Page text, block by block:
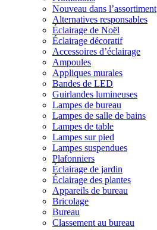
Nouveau dans l’assortiment
Alternatives responsables
Éclairage de Noël
Éclairage décoratif
Accessoires d’éclairage
Ampoules
Appliques murales
Bandes de LED
Guirlandes lumineuses
Lampes de bureau
Lampes de salle de bains
Lampes de table
Lampes sur pied
Lampes suspendues
Plafonniers
Éclairage de jardin
Éclairage des plantes
Appareils de bureau
Bricolage
Bureau
Classement au bureau